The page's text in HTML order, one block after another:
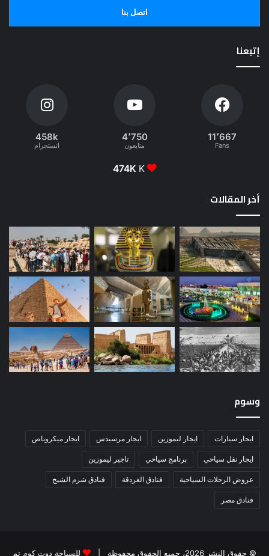
اتصل بنا
إتبعنا
11٬667
Fans
4٬750
متابعون
458k
انستجرام
474K K
أخر المقالات
وسوم
ايجار سيارات ايجار ليموزين ايجار مرسيدس ايجار ميكروباص
ايجار نقل سياحي برنامج سياحي تاجير ليموزين
عروض الرحلات السياحية فنادق الغردقة فنادق شرم الشيخ
فنادق مصر
© حقوق النشر 2026، جميع الحقوق محفوظة | للسياحة دوت كوم تم